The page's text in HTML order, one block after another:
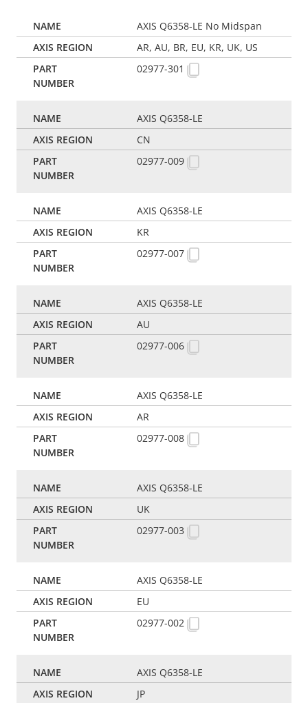
AXIS Q6358-LE No Midspan
AR, AU, BR, EU, KR, UK, US
02977-301
AXIS Q6358-LE
CN
02977-009
AXIS Q6358-LE
KR
02977-007
AXIS Q6358-LE
AU
02977-006
AXIS Q6358-LE
AR
02977-008
AXIS Q6358-LE
UK
02977-003
AXIS Q6358-LE
EU
02977-002
AXIS Q6358-LE
JP